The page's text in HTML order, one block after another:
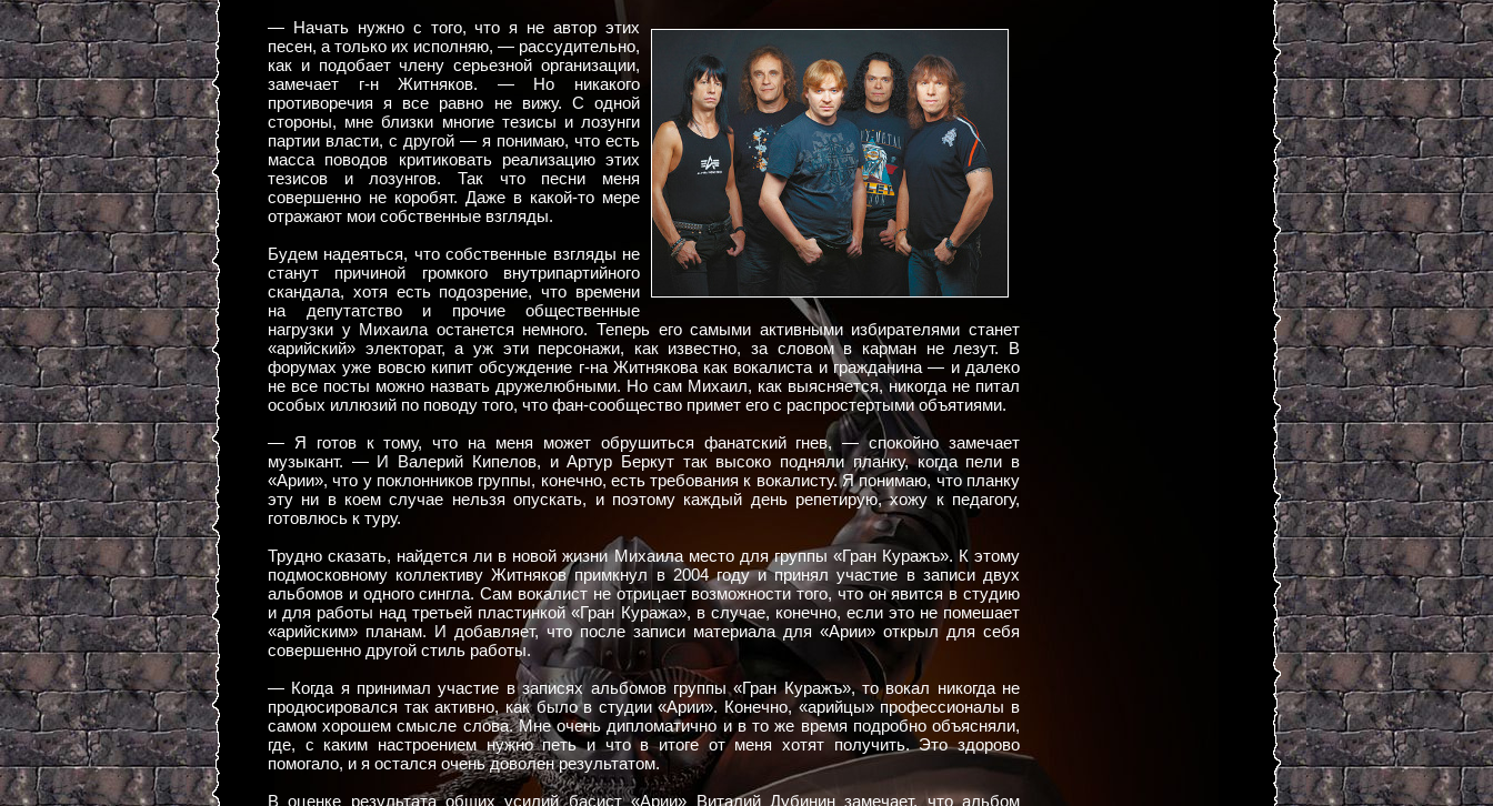
— Начать нужно с того, что я не автор этих
песен, а только их исполняю, — рассудительно,
как и подобает члену серьезной организации,
замечает г-н Житняков. — Но никакого
противоречия я все равно не вижу. С одной
стороны, мне близки многие тезисы и лозунги
партии власти, с другой — я понимаю, что есть
масса поводов критиковать реализацию этих
тезисов и лозунгов. Так что песни меня
совершенно не коробят. Даже в какой-то мере
отражают мои собственные взгляды.
Будем надеяться, что собственные взгляды не
станут причиной громкого внутрипартийного
скандала, хотя есть подозрение, что времени
на депутатство и прочие общественные
нагрузки у Михаила останется немного. Теперь его самыми активными избирателями станет
«арийский» электорат, а уж эти персонажи, как известно, за словом в карман не лезут. В
форумах уже вовсю кипит обсуждение г-на Житнякова как вокалиста и гражданина — и далеко
не все посты можно назвать дружелюбными. Но сам Михаил, как выясняется, никогда не питал
особых иллюзий по поводу того, что фан-сообщество примет его с распростертыми объятиями.
— Я готов к тому, что на меня может обрушиться фанатский гнев, — спокойно замечает
музыкант. — И Валерий Кипелов, и Артур Беркут так высоко подняли планку, когда пели в
«Арии», что у поклонников группы, конечно, есть требования к вокалисту. Я понимаю, что планку
эту ни в коем случае нельзя опускать, и поэтому каждый день репетирую, хожу к педагогу,
готовлюсь к туру.
Трудно сказать, найдется ли в новой жизни Михаила место для группы «Гран Куражъ». К этому
подмосковному коллективу Житняков примкнул в 2004 году и принял участие в записи двух
альбомов и одного сингла. Сам вокалист не отрицает возможности того, что он явится в студию
и для работы над третьей пластинкой «Гран Куража», в случае, конечно, если это не помешает
«арийским» планам. И добавляет, что после записи материала для «Арии» открыл для себя
совершенно другой стиль работы.
— Когда я принимал участие в записях альбомов группы «Гран Куражъ», то вокал никогда не
продюсировался так активно, как было в студии «Арии». Конечно, «арийцы» профессионалы в
самом хорошем смысле слова. Мне очень дипломатично и в то же время подробно объясняли,
где, с каким настроением нужно петь и что в итоге от меня хотят получить. Это здорово
помогало, и я остался очень доволен результатом.
В оценке результата общих усилий басист «Арии» Виталий Дубинин замечает, что альбом